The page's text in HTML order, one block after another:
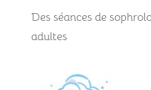
Des séances de
adultes